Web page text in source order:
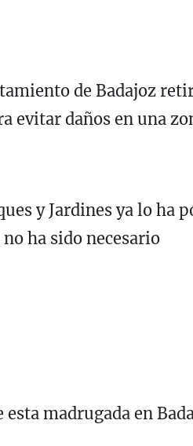
de Badajoz
evitar daños en una
y Jardines ya lo ha
ha sido necesario
madrugada en